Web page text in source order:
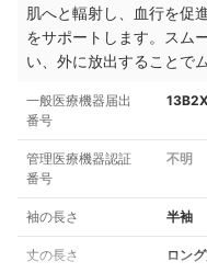
肌へと輻射し、血行を促
をサポートします。スム
い、外に放出することで
一般医療機器届出
番号
管理医療機器認証
番号
不明
袖の長さ 半袖
丈の長さ ロン